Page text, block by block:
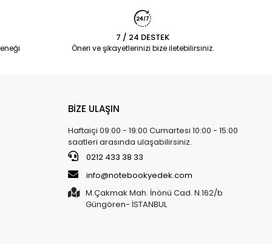
7 / 24 DESTEK
Öneri ve şikayetlerinizi bize iletebilirsiniz.
BİZE ULAŞIN
Haftaiçi 09:00 - 19:00 Cumartesi 10:00 - 15:00
saatleri arasında ulaşabilirsiniz.
0212 433 38 33
info@notebookyedek.com
M.Çakmak Mah. İnönü Cad. N.162/b
Güngören- İSTANBUL